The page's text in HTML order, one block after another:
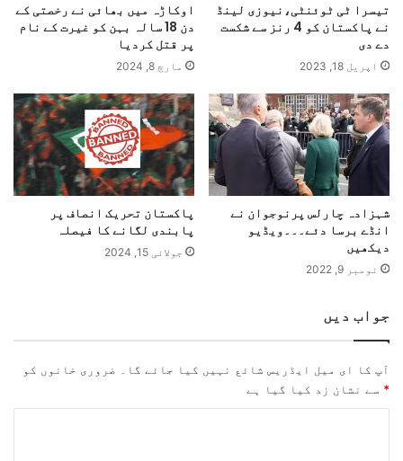
تیسرا ٹی ٹوئنٹی،نیوزی لینڈ
نے پاکستان کو 4 رنز سے شکست
دے دی
اپریل 18, 2023
اوکاڑہ میں بھائی نے رخصتی کے
دن 18 سالہ بہن کو غیرت کے نام
پر قتل کردیا
مارچ 8, 2024
شہزادہ چارلس پرنوجوان نے
انڈے برسا دئے۔۔۔ویڈیو
دیکھیں
نومبر 9, 2022
پاکستان تحریک انصاف پر
پابندی لگانے کا فیصلہ
جولائی 15, 2024
جواب دیں
آپ کا ای میل ایڈریس شائع نہیں کیا جائے گا۔
ضروری خانوں کو
* سے نشان زد کیا گیا ہے